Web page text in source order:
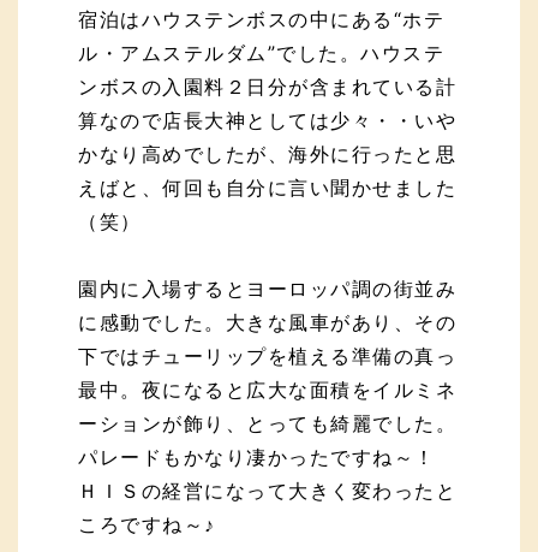
宿泊はハウステンボスの中にある“ホテ
ル・アムステルダム”でした。ハウステ
ンボスの入園料２日分が含まれている計
算なので店長大神としては少々・・いや
かなり高めでしたが、海外に行ったと思
えばと、何回も自分に言い聞かせました
（笑）
園内に入場するとヨーロッパ調の街並み
に感動でした。大きな風車があり、その
下ではチューリップを植える準備の真っ
最中。夜になると広大な面積をイルミネ
ーションが飾り、とっても綺麗でした。
パレードもかなり凄かったですね～！
ＨＩＳの経営になって大きく変わったと
ころですね～♪